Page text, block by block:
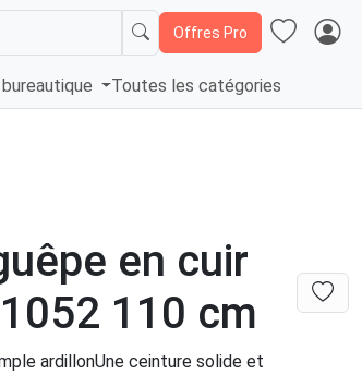
Offres Pro
Toutes les catégories
en cuir
110 cm
ardillonUne ceinture solide et